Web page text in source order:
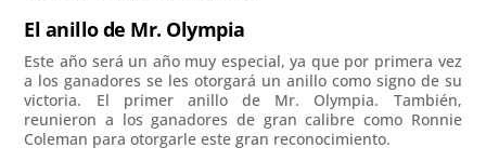
El anillo de Mr. Olympia
Este año será un año muy especial, ya que por primera vez
a los ganadores se les otorgará un anillo como signo de su
victoria. El primer anillo de Mr. Olympia. También,
reunieron a los ganadores de gran calibre como Ronnie
Coleman para otorgarle este gran reconocimiento.